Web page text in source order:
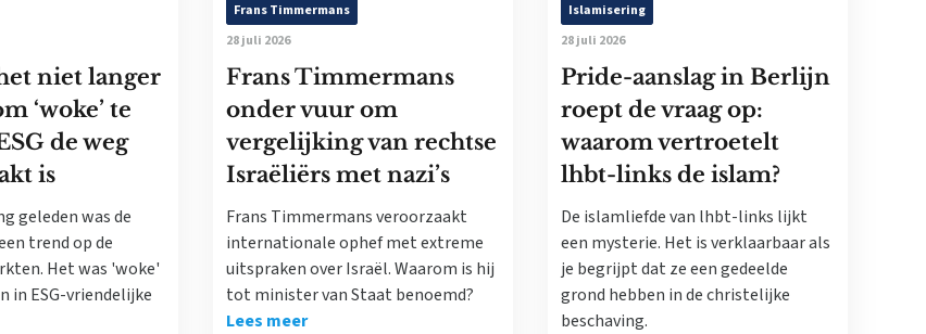
niet langer
‘woke’ te
de weg
is
geleden was de
trend op de
Het was 'woke'
in ESG-vriendelijke
Frans Timmermans
28 juli 2026
Frans Timmermans
onder vuur om
vergelijking van rechtse
Israëliërs met nazi’s
Frans Timmermans veroorzaakt
internationale ophef met extreme
uitspraken over Israël. Waarom is hij
tot minister van Staat benoemd?
Lees meer
Islamisering
28 juli 2026
Pride-aanslag in Berlijn
roept de vraag op:
waarom vertroetelt
lhbt-links de islam?
De islamliefde van lhbt-links lijkt
een mysterie. Het is verklaarbaar als
je begrijpt dat ze een gedeelde
grond hebben in de christelijke
beschaving.